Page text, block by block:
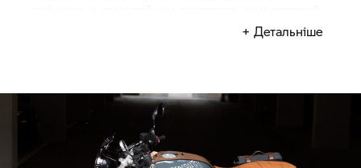
мотоцикла. "Найважливіше, щоб кастом на виході
застосовано і до "Departed" - навіть незважаючи
на те, що проект концептуально інший.
Нескінченне захоплення - і до, і після.
+ Детальніше